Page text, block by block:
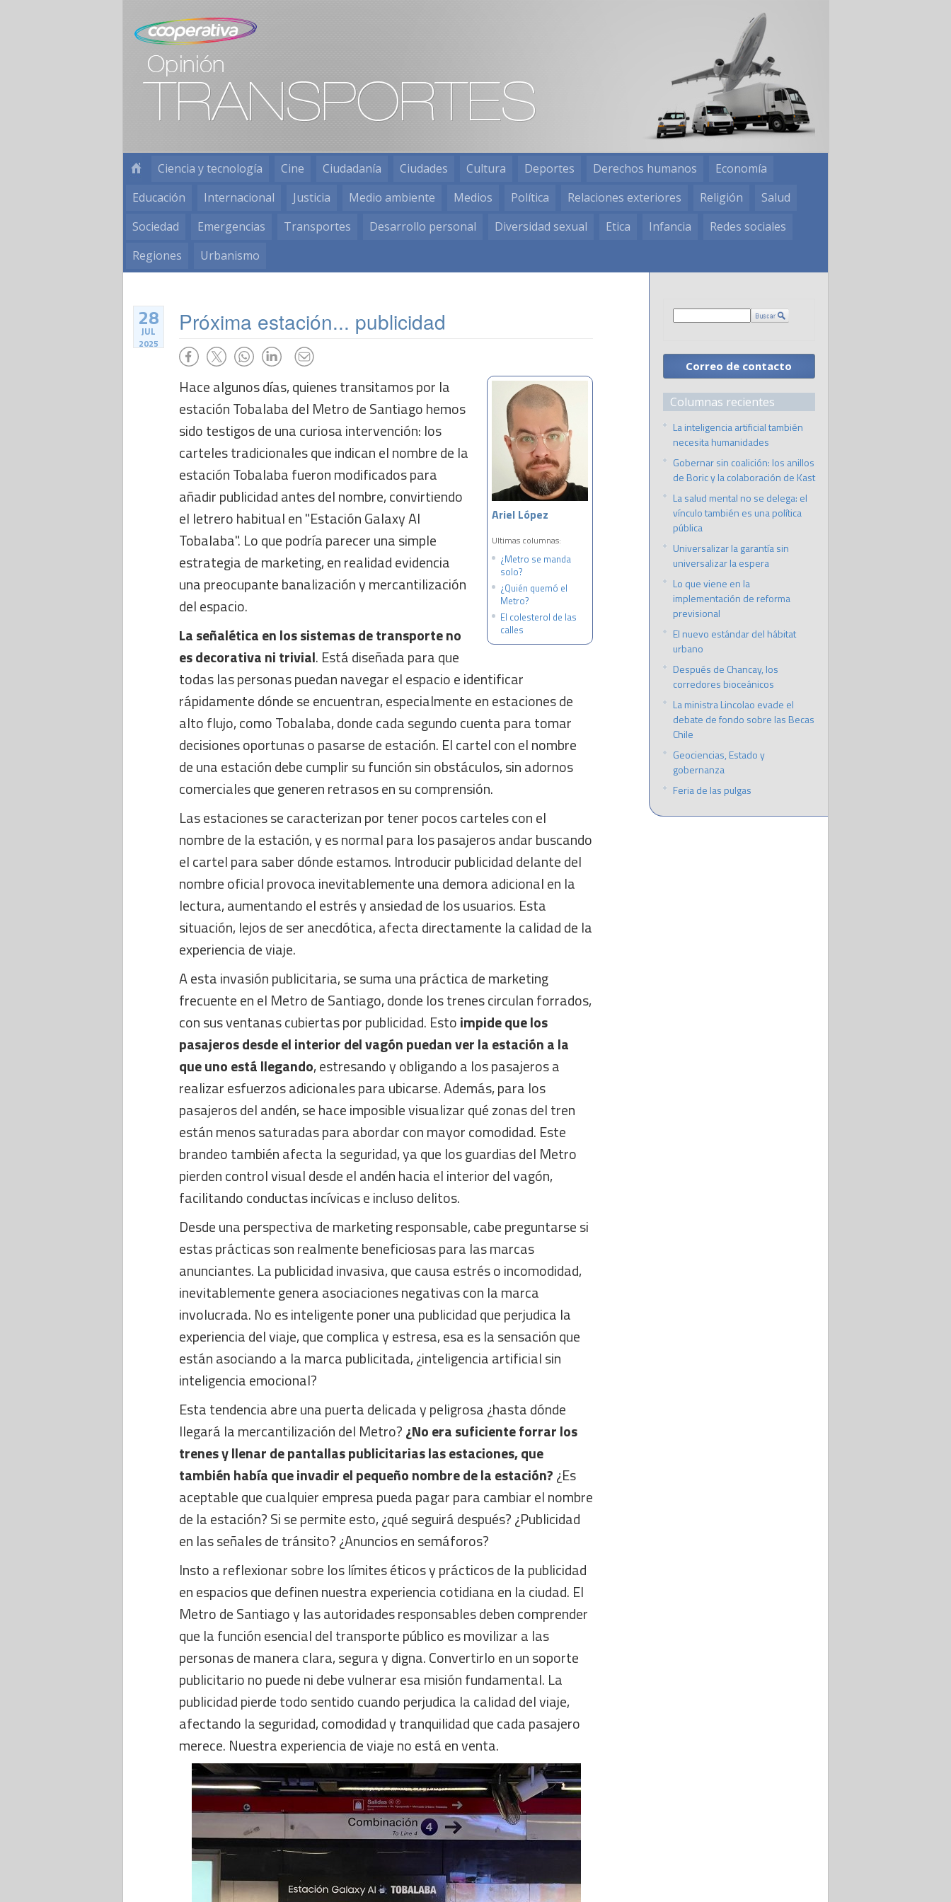
Ciencia y tecnología Cine Ciudadanía Ciudades Cultura Deportes Derechos humanos
Economía
Educación
Internacional Justicia Medio ambiente Medios Política Relaciones exteriores Religión
Salud
Sociedad
Emergencias Transportes Desarrollo personal Diversidad sexual Etica Infancia
Redes sociales
Regiones
Urbanismo
28
JUL
2025
Próxima estación... publicidad
Ariel López
Ultimas columnas:
¿Metro se manda
solo?
¿Quién quemó el
Metro?
El colesterol de las
calles
Hace algunos días, quienes transitamos por la
estación Tobalaba del Metro de Santiago hemos
sido testigos de una curiosa intervención: los
carteles tradicionales que indican el nombre de la
estación Tobalaba fueron modificados para
añadir publicidad antes del nombre, convirtiendo
el letrero habitual en "Estación Galaxy AI
Tobalaba". Lo que podría parecer una simple
estrategia de marketing, en realidad evidencia
una preocupante banalización y mercantilización
del espacio.
La señalética en los sistemas de transporte no
es decorativa ni trivial. Está diseñada para que
todas las personas puedan navegar el espacio e identificar
rápidamente dónde se encuentran, especialmente en estaciones de
alto flujo, como Tobalaba, donde cada segundo cuenta para tomar
decisiones oportunas o pasarse de estación. El cartel con el nombre
de una estación debe cumplir su función sin obstáculos, sin adornos
comerciales que generen retrasos en su comprensión.
Las estaciones se caracterizan por tener pocos carteles con el
nombre de la estación, y es normal para los pasajeros andar buscando
el cartel para saber dónde estamos. Introducir publicidad delante del
nombre oficial provoca inevitablemente una demora adicional en la
lectura, aumentando el estrés y ansiedad de los usuarios. Esta
situación, lejos de ser anecdótica, afecta directamente la calidad de la
experiencia de viaje.
A esta invasión publicitaria, se suma una práctica de marketing
frecuente en el Metro de Santiago, donde los trenes circulan forrados,
con sus ventanas cubiertas por publicidad. Estoimpide que los
pasajeros desde el interior del vagón puedan ver la estación a la
que uno está llegando, estresando y obligando a los pasajeros a
realizar esfuerzos adicionales para ubicarse. Además, para los
pasajeros del andén, se hace imposible visualizar qué zonas del tren
están menos saturadas para abordar con mayor comodidad. Este
brandeo también afecta la seguridad, ya que los guardias del Metro
pierden control visual desde el andén hacia el interior del vagón,
facilitando conductas incívicas e incluso delitos.
Desde una perspectiva de marketing responsable, cabe preguntarse si
estas prácticas son realmente beneficiosas para las marcas
anunciantes. La publicidad invasiva, que causa estrés o incomodidad,
inevitablemente genera asociaciones negativas con la marca
involucrada. No es inteligente poner una publicidad que perjudica la
experiencia del viaje, que complica y estresa, esa es la sensación que
están asociando a la marca publicitada, ¿inteligencia artificial sin
inteligencia emocional?
Esta tendencia abre una puerta delicada y peligrosa ¿hasta dónde
llegará la mercantilización del Metro?¿No era suficiente forrar los
trenes y llenar de pantallas publicitarias las estaciones, que
también había que invadir el pequeño nombre de la estación?¿Es
aceptable que cualquier empresa pueda pagar para cambiar el nombre
de la estación? Si se permite esto, ¿qué seguirá después? ¿Publicidad
en las señales de tránsito? ¿Anuncios en semáforos?
Insto a reflexionar sobre los límites éticos y prácticos de la publicidad
en espacios que definen nuestra experiencia cotidiana en la ciudad. El
Metro de Santiago y las autoridades responsables deben comprender
que la función esencial del transporte público es movilizar a las
personas de manera clara, segura y digna. Convertirlo en un soporte
publicitario no puede ni debe vulnerar esa misión fundamental. La
publicidad pierde todo sentido cuando perjudica la calidad del viaje,
afectando la seguridad, comodidad y tranquilidad que cada pasajero
merece. Nuestra experiencia de viaje no está en venta.
Correo de contacto
Columnas recientes
La inteligencia artificial también
necesita humanidades
Gobernar sin coalición: los anillos
de Boric y la colaboración de Kast
La salud mental no se delega: el
vínculo también es una política
pública
Universalizar la garantía sin
universalizar la espera
Lo que viene en la
implementación de reforma
previsional
El nuevo estándar del hábitat
urbano
Después de Chancay, los
corredores bioceánicos
La ministra Lincolao evade el
debate de fondo sobre las Becas
Chile
Geociencias, Estado y
gobernanza
Feria de las pulgas